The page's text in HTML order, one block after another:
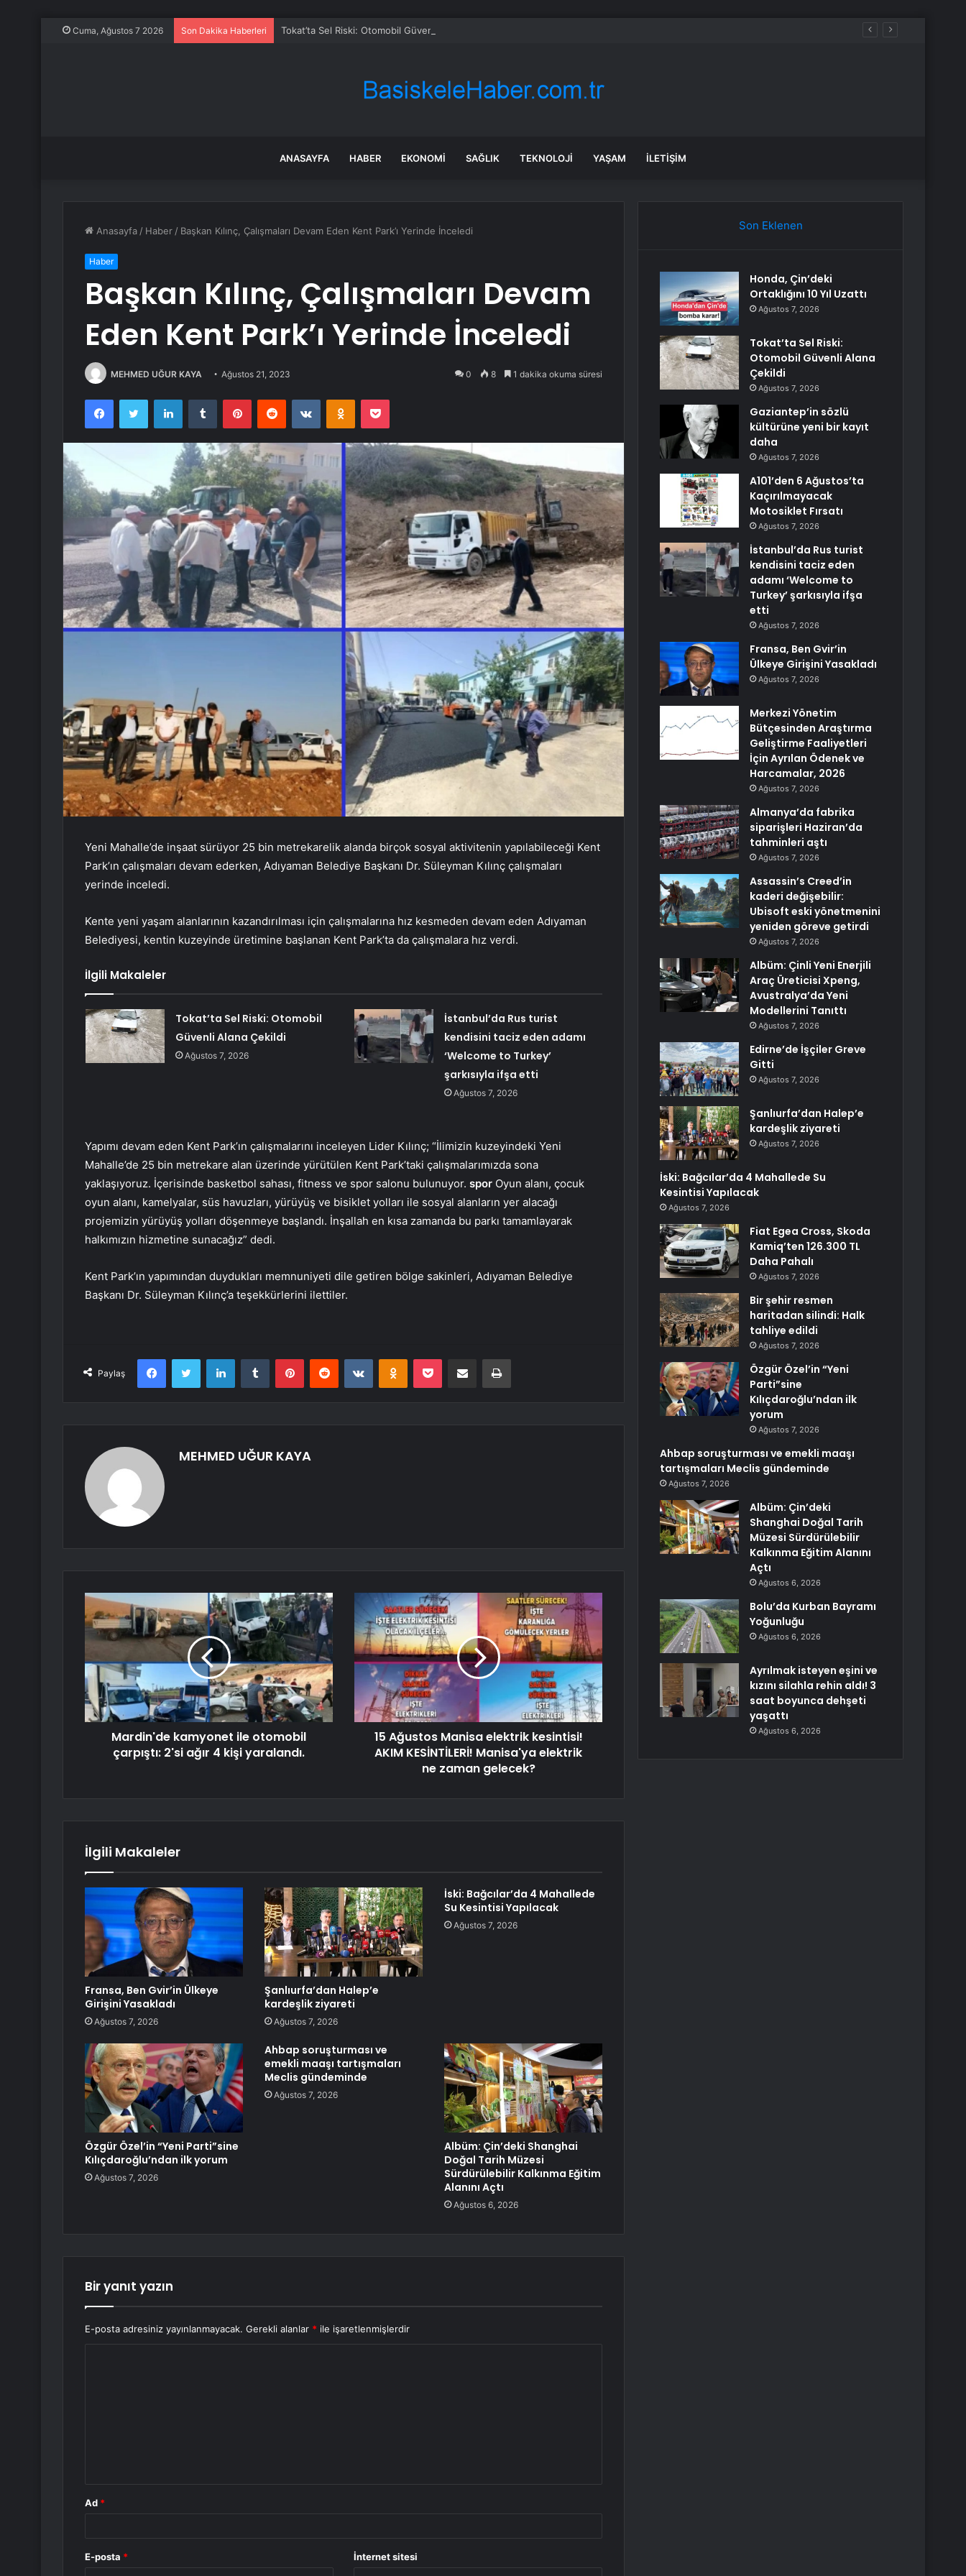
Cuma, Ağustos 7 2026 Son Dakika Haberleri Tokat’ta Sel Riski: Otomobil Güvenli Alana Çekildi
ANASAYFA HABER EKONOMI SAĞLIK TEKNOLOJI YAŞAM İLETIŞIM
Anasayfa / Haber / Başkan Kılınç, Çalışmaları Devam Eden Kent Park’ı Yerinde İnceledi
Haber
Başkan Kılınç, Çalışmaları Devam
Eden Kent Park’ı Yerinde İnceledi
MEHMED UĞUR KAYA Ağustos 21, 2023 0 8 1 dakika okuma süresi
FacebookTwitter LinkedInTumblr PinterestReddit VKontakteOdnoklassniki
Pocket
Yeni Mahalle’de inşaat sürüyor 25 bin metrekarelik alanda birçok sosyal aktivitenin yapılabileceği Kent
Park’ın çalışmaları devam ederken, Adıyaman Belediye Başkanı Dr. Süleyman Kılınç çalışmaları
yerinde inceledi.
Kente yeni yaşam alanlarının kazandırılması için çalışmalarına hız kesmeden devam eden Adıyaman
Belediyesi, kentin kuzeyinde üretimine başlanan Kent Park’ta da çalışmalara hız verdi.
İlgili Makaleler
Tokat’ta Sel Riski: Otomobil
Güvenli Alana Çekildi
Ağustos 7, 2026
İstanbul’da Rus turist
kendisini taciz eden adamı
‘Welcome to Turkey’
şarkısıyla ifşa etti
Ağustos 7, 2026
Yapımı devam eden Kent Park’ın çalışmalarını inceleyen Lider Kılınç; “İlimizin kuzeyindeki Yeni
Mahalle’de 25 bin metrekare alan üzerinde yürütülen Kent Park’taki çalışmalarımızda sona
yaklaşıyoruz. İçerisinde basketbol sahası, fitness ve spor salonu bulunuyor. spor Oyun alanı, çocuk
oyun alanı, kamelyalar, süs havuzları, yürüyüş ve bisiklet yolları ile sosyal alanların yer alacağı
projemizin yürüyüş yolları döşenmeye başlandı. İnşallah en kısa zamanda bu parkı tamamlayarak
halkımızın hizmetine sunacağız” dedi.
Kent Park’ın yapımından duydukları memnuniyeti dile getiren bölge sakinleri, Adıyaman Belediye
Başkanı Dr. Süleyman Kılınç’a teşekkürlerini ilettiler.
Paylaş
FacebookTwitter LinkedInTumblr PinterestReddit VKontakteOdnoklassniki
Pocket E-Posta ile paylaş Yazdır
MEHMED UĞUR KAYA
Mardin'de kamyonet ile otomobil
çarpıştı: 2'si ağır 4 kişi yaralandı.
15 Ağustos Manisa elektrik kesintisi!
AKIM KESİNTİLERİ! Manisa'ya elektrik
ne zaman gelecek?
İlgili Makaleler
Fransa, Ben Gvir’in Ülkeye
Girişini Yasakladı
Ağustos 7, 2026
Şanlıurfa’dan Halep’e
kardeşlik ziyareti
Ağustos 7, 2026
İski: Bağcılar’da 4 Mahallede
Su Kesintisi Yapılacak
Ağustos 7, 2026
Özgür Özel’in “Yeni Parti”sine
Kılıçdaroğlu’ndan ilk yorum
Ağustos 7, 2026
Ahbap soruşturması ve
emekli maaşı tartışmaları
Meclis gündeminde
Ağustos 7, 2026
Albüm: Çin’deki Shanghai
Doğal Tarih Müzesi
Sürdürülebilir Kalkınma Eğitim
Alanını Açtı
Ağustos 6, 2026
Bir yanıt yazın
E-posta adresiniz yayınlanmayacak. Gerekli alanlar * ile işaretlenmişlerdir
Ad *
E-posta * İnternet sitesi
Son Eklenen
Honda, Çin’deki
Ortaklığını 10 Yıl Uzattı
Ağustos 7, 2026
Tokat’ta Sel Riski:
Otomobil Güvenli Alana
Çekildi
Ağustos 7, 2026
Gaziantep’in sözlü
kültürüne yeni bir kayıt
daha
Ağustos 7, 2026
A101’den 6 Ağustos’ta
Kaçırılmayacak
Motosiklet Fırsatı
Ağustos 7, 2026
İstanbul’da Rus turist
kendisini taciz eden
adamı ‘Welcome to
Turkey’ şarkısıyla ifşa
etti
Ağustos 7, 2026
Fransa, Ben Gvir’in
Ülkeye Girişini Yasakladı
Ağustos 7, 2026
Merkezi Yönetim
Bütçesinden Araştırma
Geliştirme Faaliyetleri
İçin Ayrılan Ödenek ve
Harcamalar, 2026
Ağustos 7, 2026
Almanya’da fabrika
siparişleri Haziran’da
tahminleri aştı
Ağustos 7, 2026
Assassin’s Creed’in
kaderi değişebilir:
Ubisoft eski yönetmenini
yeniden göreve getirdi
Ağustos 7, 2026
Albüm: Çinli Yeni Enerjili
Araç Üreticisi Xpeng,
Avustralya’da Yeni
Modellerini Tanıttı
Ağustos 7, 2026
Edirne’de İşçiler Greve
Gitti
Ağustos 7, 2026
Şanlıurfa’dan Halep’e
kardeşlik ziyareti
Ağustos 7, 2026
İski: Bağcılar’da 4 Mahallede Su
Kesintisi Yapılacak
Ağustos 7, 2026
Fiat Egea Cross, Skoda
Kamiq’ten 126.300 TL
Daha Pahalı
Ağustos 7, 2026
Bir şehir resmen
haritadan silindi: Halk
tahliye edildi
Ağustos 7, 2026
Özgür Özel’in “Yeni
Parti”sine
Kılıçdaroğlu’ndan ilk
yorum
Ağustos 7, 2026
Ahbap soruşturması ve emekli maaşı
tartışmaları Meclis gündeminde
Ağustos 7, 2026
Albüm: Çin’deki
Shanghai Doğal Tarih
Müzesi Sürdürülebilir
Kalkınma Eğitim Alanını
Açtı
Ağustos 6, 2026
Bolu’da Kurban Bayramı
Yoğunluğu
Ağustos 6, 2026
Ayrılmak isteyen eşini ve
kızını silahla rehin aldı! 3
saat boyunca dehşeti
yaşattı
Ağustos 6, 2026